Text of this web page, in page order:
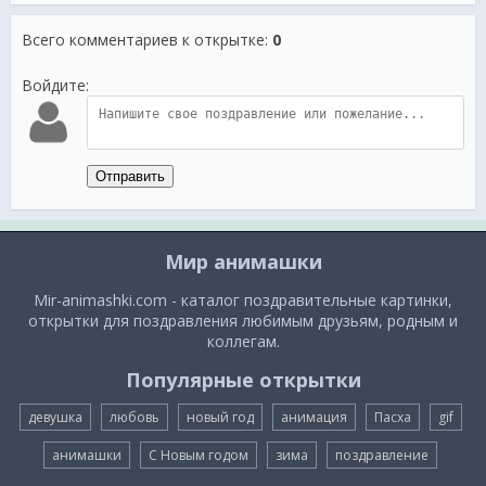
Всего комментариев к открытке: 0
Войдите:
Отправить
Мир анимашки
Mir-animashki.com - каталог поздравительные картинки,
открытки для поздравления любимым друзьям, родным и
коллегам.
Популярные открытки
девушка любовь новый год анимация Пасха gif
анимашки С Новым годом зима поздравление